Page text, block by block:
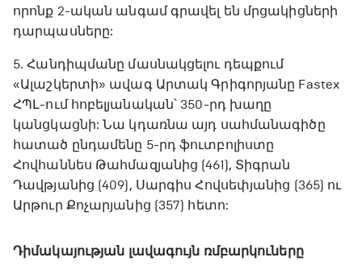
որոնք 2-ական անգամ գրավել են մրցակիցների
դարպասները:
5. Հանդիպմանը մասնակցելու դեպքում
«Ալաշկերտի» ավագ Արտակ Գրիգորյանը Fastex
ՀՊԼ-ում հոբելյանական՝ 350-րդ խաղը
կանցկացնի: Նա կդառնա այդ սահմանագիծը
հատած ընդամենը 5-րդ ֆուտբոլիստը
Հովհաննես Թահմազյանից (461), Տիգրան
Դավթյանից (409), Սարգիս Հովսեփյանից (365) ու
Արթուր Քոչարյանից (357) հետո:
Դիմակայության լավագույն ռմբարկուները